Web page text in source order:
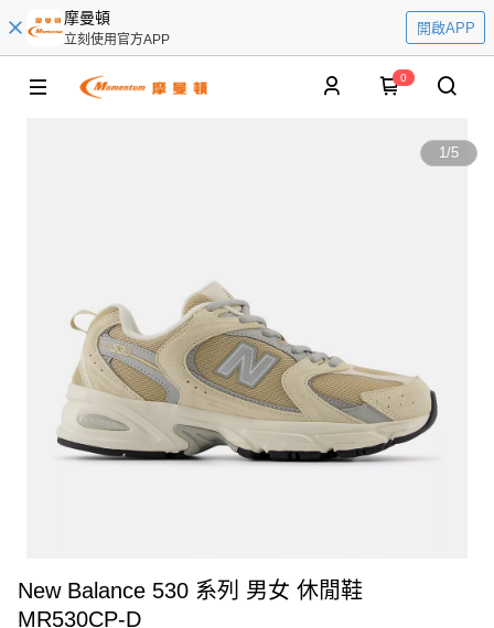
摩曼頓
立刻使用官方APP
開啟APP
0
1/5
New Balance 530 系列 男女 休閒鞋
MR530CP-D